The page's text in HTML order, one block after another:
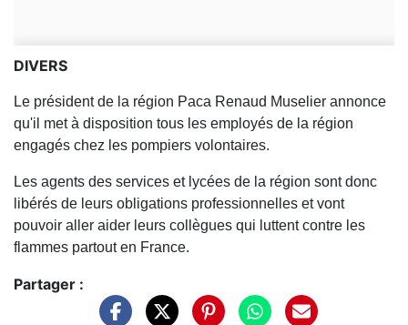
DIVERS
Le président de la région Paca Renaud Muselier annonce
qu'il met à disposition tous les employés de la région
engagés chez les pompiers volontaires.
Les agents des services et lycées de la région sont donc
libérés de leurs obligations professionnelles et vont
pouvoir aller aider leurs collègues qui luttent contre les
flammes partout en France.
Partager :